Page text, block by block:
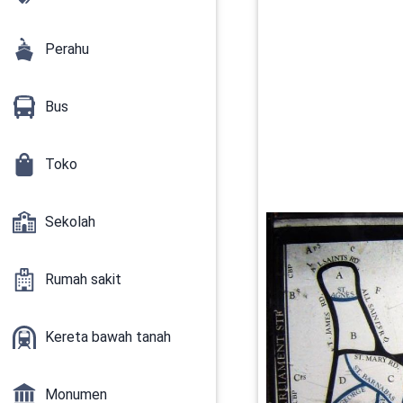
Perahu
Bus
Toko
Sekolah
Rumah sakit
Kereta bawah tanah
Monumen